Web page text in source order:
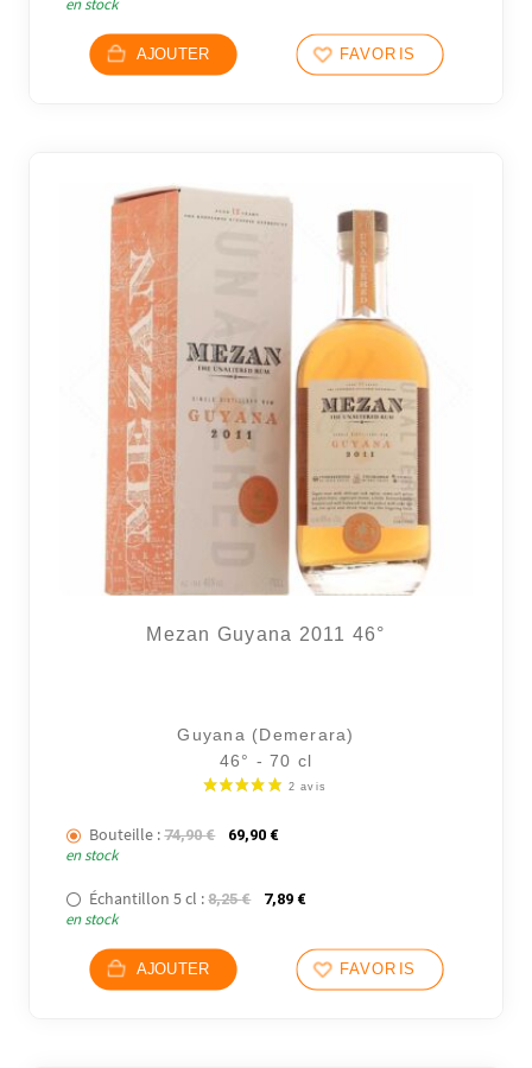
AJOUTER FAVORIS
Mezan Guyana 2011 46°
Guyana (Demerara)
46° - 70 cl
Bouteille : 74,90€ Le prix initial était : 74,90 €.
69,90 €Le prix actuel est : 69,90 €.
en stock
Échantillon 5 cl : 8,25€ Le prix initial était : 8,25 €.
7,89 €Le prix actuel est : 7,89 €.
en stock
AJOUTER FAVORIS